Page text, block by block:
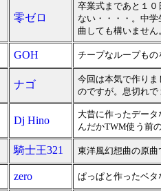
零ゼロ
卒業式まであと１
ない・・・・。中
曲しても構いませ
GOH チープなループも
ナゴ
今回は本気で作り
のですが。息切れ
Dj Hino
大昔に作ったデー
んだかTWM使う前
騎士王321 東洋風幻想曲の原
zero ぱっぱと作ったベ